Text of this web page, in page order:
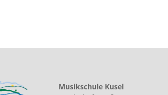
Musikschule Kusel